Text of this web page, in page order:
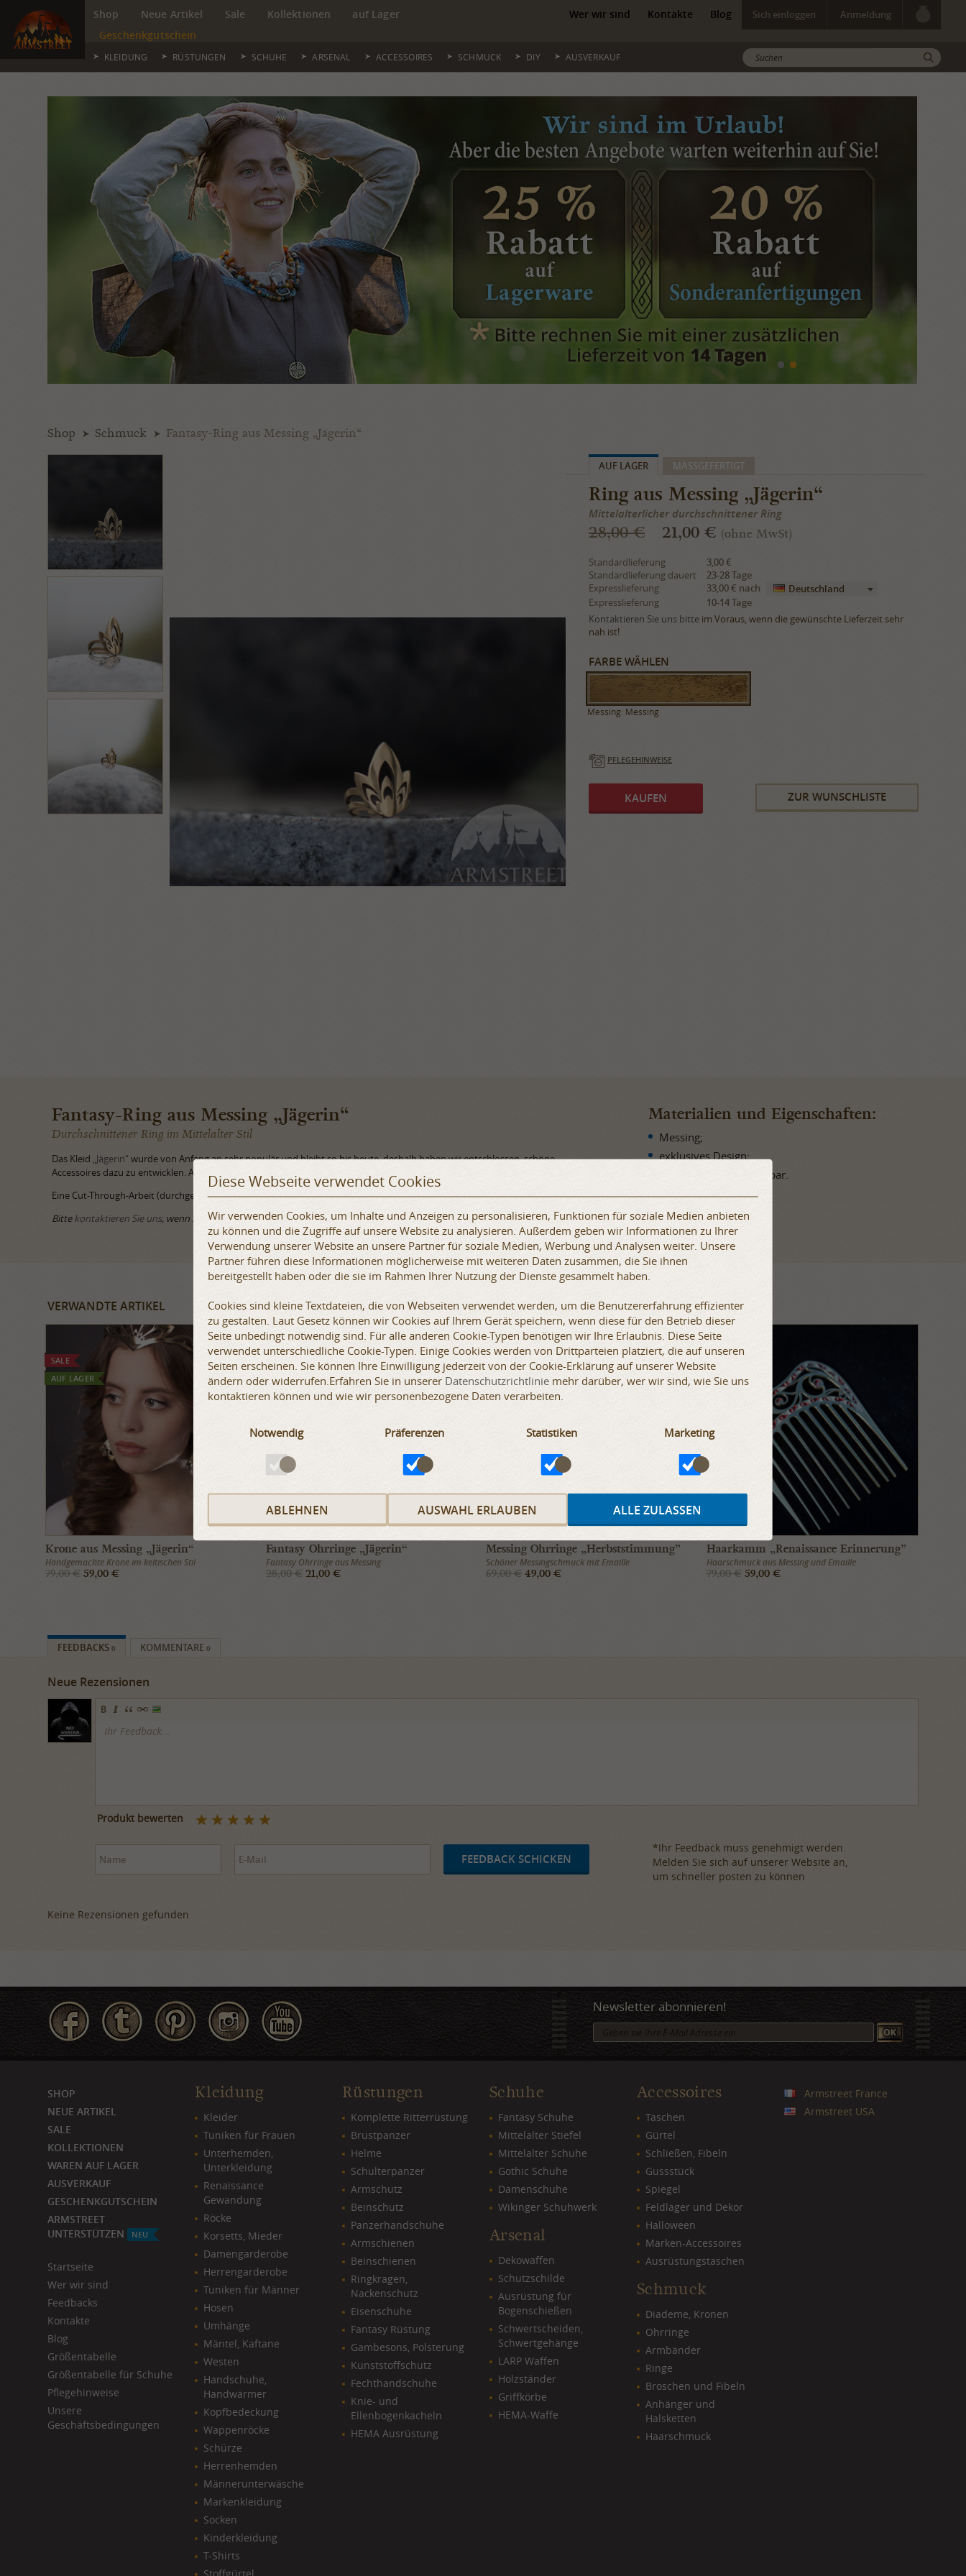
Shop Neue Artikel Sale Kollektionen
auf Lager
Geschenkgutschein
Wer wir sind Kontakte Blog Sich einloggen Anmeldung
KLEIDUNG RÜSTUNGEN SCHUHE ARSENAL ACCESSOIRES SCHMUCK DIY AUSVERKAUF
Shop Schmuck Fantasy-Ring aus Messing „Jägerin“
AUF LAGER ​MASSGEFERTIGT
Ring aus Messing „Jägerin“
Mittelalterlicher durchschnittener Ring
28,00 € 21,00 € (ohne MwSt)
Standardlieferung
3,00 €
Standardlieferung dauert
23-28 Tage
Expresslieferung
33,00 € nach
Deutschland
Expresslieferung
10-14 Tage
Kontaktieren Sie uns bitte im Voraus, wenn die gewünschte Lieferzeit sehr
nah ist!
FARBE WÄHLEN
Messing: Messing
PFLEGEHINWEISE
ZUR WUNSCHLISTE
Fantasy-Ring aus Messing „Jägerin“
Durchschnittener Ring im Mittelalter Stil
Das Kleid „Jägerin“ wurde von Anfang an sehr populär und bleibt so bis heute, deshalb haben wir entschlossen, schöne
Accessoires dazu zu entwicklen. Als Ergebnis bieten wir jetzt eine Reihe davon an, darunter auch diese
Eine Cut-Through-Arbeit (durchgeschnitten) ist wirklich schön und das Design ist einzigartig.
Bittekontaktieren Sie uns, wenn Sie weitere Fragen haben.
Materialien und Eigenschaften:
Messing;
exklusives Design;
in der Größe veränderbar.
VERWANDTE ARTIKEL
SALE
AUF LAGER
Krone aus Messing „Jägerin“
Handgemachte Krone im keltischen Stil
79,00 € 59,00 €
AUF LAGER
Fantasy Ohrringe „Jägerin“
Fantasy Ohrringe aus Messing
28,00 € 21,00 €
AUF LAGER
Messing Ohrringe „Herbststimmung”
Schöner Messingschmuck mit Emaille
69,00 € 49,00 €
Haarkamm „Renaissance Erinnerung”
Haarschmuck aus Messing und Emaille
79,00 € 59,00 €
FEEDBACKS 0 KOMMENTARE 0
Neue Rezensionen
Produkt bewerten
*Ihr Feedback muss genehmigt werden.
Melden Sie sich auf unserer Website an,
um schneller posten zu können
Keine Rezensionen gefunden
Newsletter abonnieren!
SHOP
NEUE ARTIKEL
SALE
KOLLEKTIONEN
WAREN AUF LAGER
AUSVERKAUF
GESCHENKGUTSCHEIN
ARMSTREET
UNTERSTÜTZEN
NEU
Startseite
Wer wir sind
Feedbacks
Kontakte
Blog
​Größentabelle
Größentabelle für Schuhe
Pflegehinweise
Unsere
Geschäftsbedingungen
Kleidung
Kleider
Tuniken für Frauen
Unterhemden,
Unterkleidung
Renaissance
Gewandung
Röcke
Korsetts, Mieder
Damengarderobe
Herrengarderobe
Tuniken für Männer
Hosen
Umhänge
Mäntel, Kaftane
Westen
Handschuhe,
Handwärmer
Kopfbedeckung
Wappenröcke
Schürze
Herrenhemden
Männerunterwäsche
Markenkleidung
Socken
Kinderkleidung
T-Shirts
Rüstungen
Komplette Ritterrüstung
Brustpanzer
Helme
Schulterpanzer
Armschutz
Beinschutz
Panzerhandschuhe
Armschienen
Beinschienen
Ringkragen,
Nackenschutz
Eisenschuhe
Fantasy Rüstung
Gambesons, Polsterung
Kunststoffschutz
Fechthandschuhe
Knie- und
Ellenbogenkacheln
HEMA Ausrüstung
Schuhe
Fantasy Schuhe
Mittelalter Stiefel
Mittelalter Schuhe
Gothic Schuhe
Damenschuhe
Wikinger Schuhwerk
Arsenal
Dekowaffen
Schutzschilde
Ausrüstung für
Bogenschießen
Schwertscheiden,
Schwertgehänge
LARP Waffen
Holzständer
Griffkörbe
HEMA-Waffe
Accessoires
Taschen
Gürtel
Schließen, Fibeln
Gussstück
Spiegel
Feldlager und Dekor
Halloween
Marken-Accessoires
Ausrüstungstaschen
Schmuck
Diademe, Kronen
Ohrringe
Armbänder
Ringe
Broschen und Fibeln
Anhänger und
Halsketten
Haarschmuck
Armstreet France
Armstreet USA
Diese Webseite verwendet Cookies
Wir verwenden Cookies, um Inhalte und Anzeigen zu personalisieren, Funktionen für soziale Medien anbieten
zu können und die Zugriffe auf unsere Website zu analysieren. Außerdem geben wir Informationen zu Ihrer
Verwendung unserer Website an unsere Partner für soziale Medien, Werbung und Analysen weiter. Unsere
Partner führen diese Informationen möglicherweise mit weiteren Daten zusammen, die Sie ihnen
bereitgestellt haben oder die sie im Rahmen Ihrer Nutzung der Dienste gesammelt haben.
Cookies sind kleine Textdateien, die von Webseiten verwendet werden, um die Benutzererfahrung effizienter
zu gestalten. Laut Gesetz können wir Cookies auf Ihrem Gerät speichern, wenn diese für den Betrieb dieser
Seite unbedingt notwendig sind. Für alle anderen Cookie-Typen benötigen wir Ihre Erlaubnis. Diese Seite
verwendet unterschiedliche Cookie-Typen. Einige Cookies werden von Drittparteien platziert, die auf unseren
Seiten erscheinen. Sie können Ihre Einwilligung jederzeit von der Cookie-Erklärung auf unserer Website
ändern oder widerrufen.Erfahren Sie in unserer Datenschutzrichtliniemehr darüber, wer wir sind, wie Sie uns
kontaktieren können und wie wir personenbezogene Daten verarbeiten.
Notwendig Präferenzen Statistiken Marketing
ABLEHNEN AUSWAHL ERLAUBEN ALLE ZULASSEN